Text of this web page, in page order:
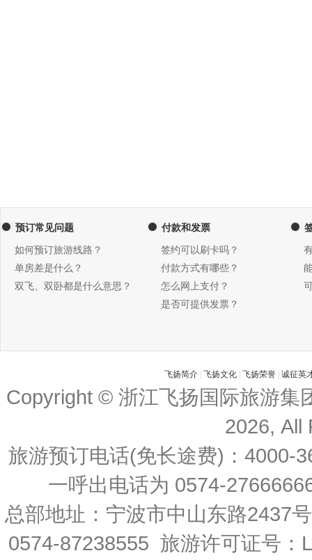
预订常见问题
如何预订旅游线路？
单房差是什么？
双飞、双卧都是什么意思？
付款和发票
签约可以刷卡吗？
付款方式有哪些？
怎么网上支付？
是否可提供发票？
飞扬简介 飞扬文化 飞扬荣誉 诚征英
Copyright © 浙江飞扬国际旅游集
2026, All
旅游预订电话(免长途费)：4000-
一呼出电话为 0574-
总部地址：宁波市中山东路2437
0574-87238555 旅游许可证号